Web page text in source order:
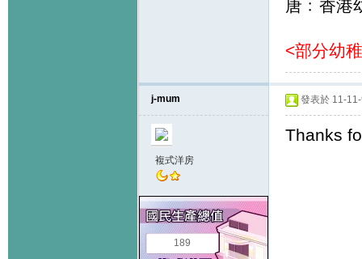
唐﹕香港
<部分幼
j-mum
複式洋房
189
發表於 11-
Thanks